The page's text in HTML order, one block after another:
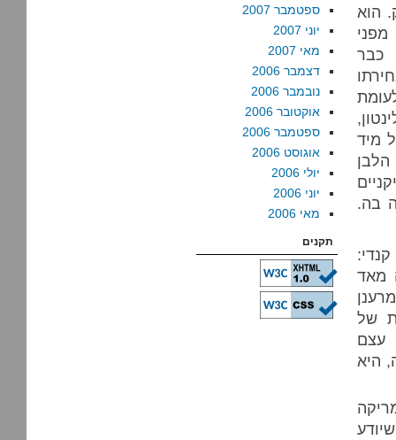
הוא
מיד
בה.
מאד
של
עצם
היא
ספטמבר 2007
יוני 2007
מאי 2007
דצמבר 2006
נובמבר 2006
אוקטובר 2006
ספטמבר 2006
אוגוסט 2006
יולי 2006
יוני 2006
מאי 2006
תקנים